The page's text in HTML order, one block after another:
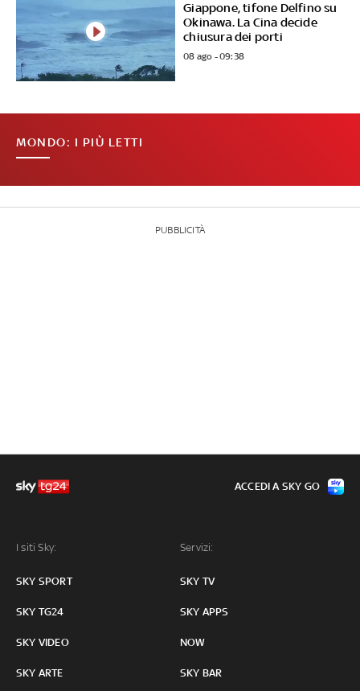
Giappone, tifone Delfino su
Okinawa. La Cina decide
chiusura dei porti
08 ago - 09:38
MONDO: I PIÙ LETTI
PUBBLICITÀ
I siti Sky:
SKY SPORT
SKY TG24
SKY VIDEO
SKY ARTE
Servizi:
SKY TV
SKY APPS
NOW
SKY BAR
ACCEDI A SKY GO